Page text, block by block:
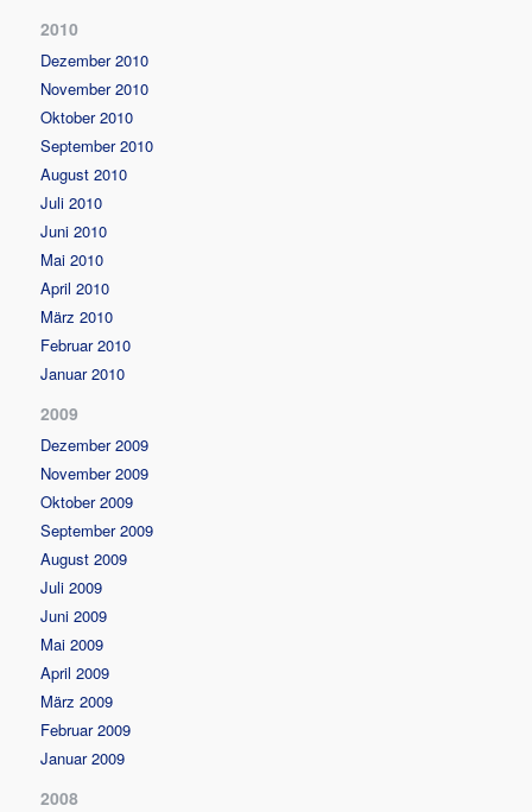
2010
Dezember 2010
November 2010
Oktober 2010
September 2010
August 2010
Juli 2010
Juni 2010
Mai 2010
April 2010
März 2010
Februar 2010
Januar 2010
2009
Dezember 2009
November 2009
Oktober 2009
September 2009
August 2009
Juli 2009
Juni 2009
Mai 2009
April 2009
März 2009
Februar 2009
Januar 2009
2008